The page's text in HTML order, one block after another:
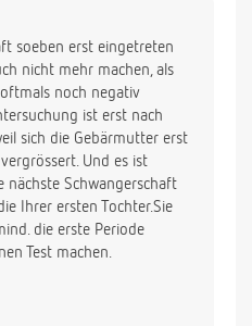
soeben erst eingetreten
nicht mehr machen, als
noch negativ
ist erst nach
sich die Gebärmutter erst
Und es ist
nächste Schwangerschaft
Ihrer ersten Tochter.Sie
die erste Periode
Test machen.